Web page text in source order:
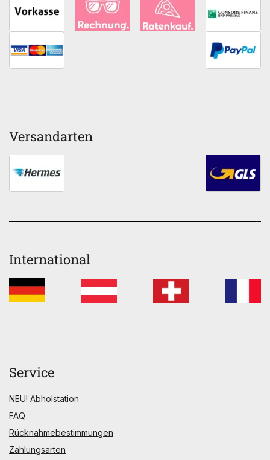
Versandarten
International
Service
NEU! Abholstation
FAQ
Rücknahmebestimmungen
Zahlungsarten